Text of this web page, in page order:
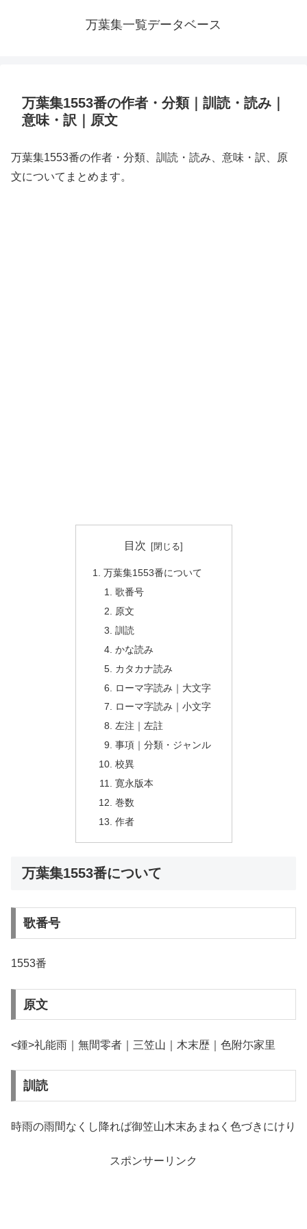
万葉集一覧データベース
万葉集1553番の作者・分類｜訓読・読み｜
意味・訳｜原文
万葉集1553番の作者・分類、訓読・読み、意味・訳、原
文についてまとめます。
目次
万葉集1553番について
歌番号
原文
訓読
かな読み
カタカナ読み
ローマ字読み｜大文字
ローマ字読み｜小文字
左注｜左註
事項｜分類・ジャンル
校異
寛永版本
巻数
作者
万葉集1553番について
歌番号
1553番
原文
<鍾>礼能雨｜無間零者｜三笠山｜木末歴｜色附尓家里
訓読
時雨の雨間なくし降れば御笠山木末あまねく色づきにけり
スポンサーリンク